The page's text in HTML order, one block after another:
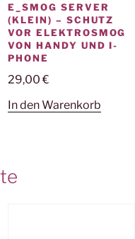
E_SMOG SERVER
(KLEIN) – SCHUTZ
VOR ELEKTROSMOG
VON HANDY UND I-
PHONE
29,00€
In den Warenkorb